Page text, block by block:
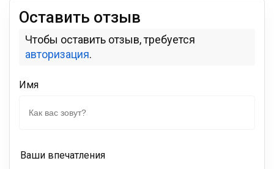
Оставить отзыв
Чтобы оставить отзыв, требуется
авторизация.
Имя
Ваши впечатления